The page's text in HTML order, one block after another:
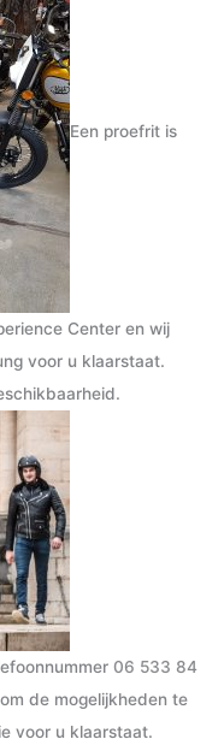
Een proefrit is
Center en wij
voor u klaarstaat.
06 533 84
om de mogelijkheden te
voor u klaarstaat.